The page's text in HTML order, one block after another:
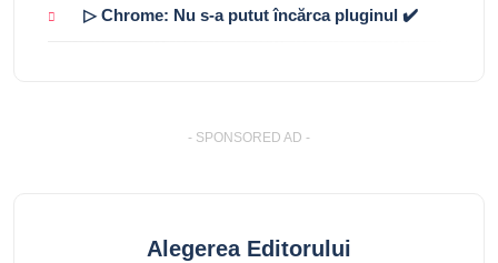
▷ Chrome: Nu s-a putut încărca pluginul ✔️
- SPONSORED AD -
Alegerea Editorului